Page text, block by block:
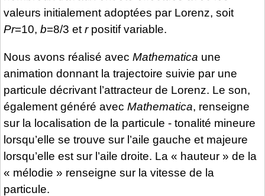
valeurs initialement adoptées par Lorenz, soit
Pr=10, b=8/3 et rpositif variable.
Nous avons réalisé avec Mathematica une
animation donnant la trajectoire suivie par une
particule décrivant l’attracteur de Lorenz. Le son,
également généré avec Mathematica, renseigne
sur la localisation de la particule - tonalité mineure
lorsqu’elle se trouve sur l’aile gauche et majeure
lorsqu’elle est sur l’aile droite. La « hauteur » de la
« mélodie » renseigne sur la vitesse de la
particule.